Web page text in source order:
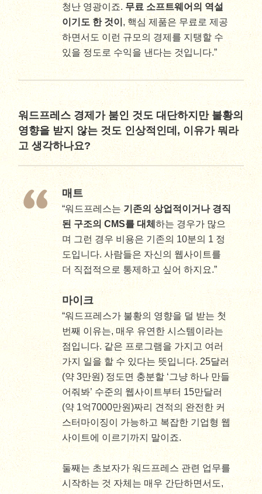
청난 영광이죠. 무료 소프트웨어의 역설
이기도 한 것이, 핵심 제품은 무료로 제공
하면서도 이런 규모의 경제를 지탱할 수
있을 정도로 수익을 낸다는 것입니다.”
워드프레스 경제가 붐인 것도 대단하지만 불황의
영향을 받지 않는 것도 인상적인데, 이유가 뭐라
고 생각하나요?
매트
“워드프레스는기존의 상업적이거나 경직
된 구조의 CMS를 대체하는 경우가 많으
며 그런 경우 비용은 기존의 10분의 1 정
도입니다. 사람들은 자신의 웹사이트를
더 직접적으로 통제하고 싶어 하지요.”
마이크
“워드프레스가 불황의 영향을 덜 받는 첫
번째 이유는, 매우 유연한 시스템이라는
점입니다. 같은 프로그램을 가지고 여러
가지 일을 할 수 있다는 뜻입니다. 25달러
(약 3만원) 정도면 충분할 ‘그냥 하나 만들
어줘봐’ 수준의 웹사이트부터 15만달러
(약 1억7000만원)짜리 견적의 완전한 커
스터마이징이 가능하고 복잡한 기업형 웹
사이트에 이르기까지 말이죠.
둘째는 초보자가 워드프레스 관련 업무를
시작하는 것 자체는 매우 간단하면서도,